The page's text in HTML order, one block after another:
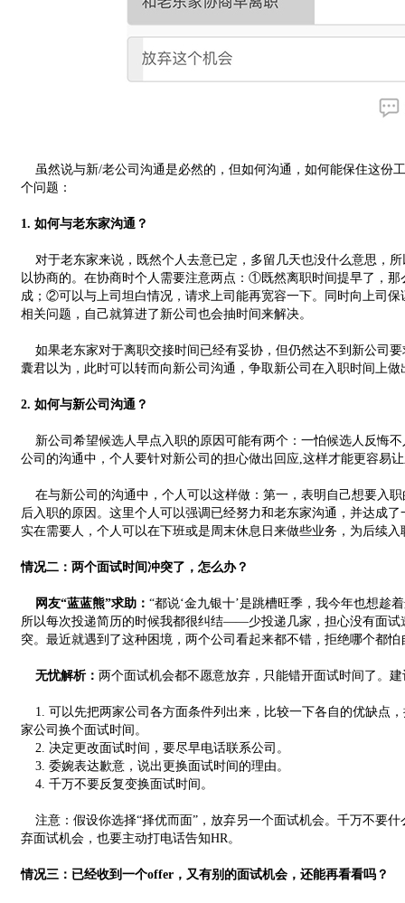
虽然说与新/老公司沟通是必然的，但如何沟通，如何能保住这份
个问题：
1. 如何与老东家沟通？
对于老东家来说，既然个人去意已定，多留几天也没什么意思，
以协商的。在协商时个人需要注意两点：①既然离职时间提早了，
成；②可以与上司坦白情况，请求上司能再宽容一下。同时向上司
相关问题，自己就算进了新公司也会抽时间来解决。
如果老东家对于离职交接时间已经有妥协，但仍然达不到新公司
囊君以为，此时可以转而向新公司沟通，争取新公司在入职时间上做
2. 如何与新公司沟通？
新公司希望候选人早点入职的原因可能有两个：一怕候选人反悔
公司的沟通中，个人要针对新公司的担心做出回应,这样才能更容易
在与新公司的沟通中，个人可以这样做：第一，表明自己想要入
后入职的原因。这里个人可以强调已经努力和老东家沟通，并达成
实在需要人，个人可以在下班或是周末休息日来做些业务，为后续入
情况二：两个面试时间冲突了，怎么办？
网友“蓝蓝熊”求助： “都说‘金九银十’是跳槽旺季，我今年也想趁
所以每次投递简历的时候我都很纠结——少投递几家，担心没有面试
突。最近就遇到了这种困境，两个公司看起来都不错，拒绝哪个都怕
无忧解析： 两个面试机会都不愿意放弃，只能错开面试时间了。
1. 可以先把两家公司各方面条件列出来，比较一下各自的优缺点
家公司换个面试时间。
2. 决定更改面试时间，要尽早电话联系公司。
3. 委婉表达歉意，说出更换面试时间的理由。
4. 千万不要反复变换面试时间。
注意：假设你选择“择优而面”，放弃另一个面试机会。千万不要
弃面试机会，也要主动打电话告知HR。
情况三：已经收到一个offer，又有别的面试机会，还能再看看吗？